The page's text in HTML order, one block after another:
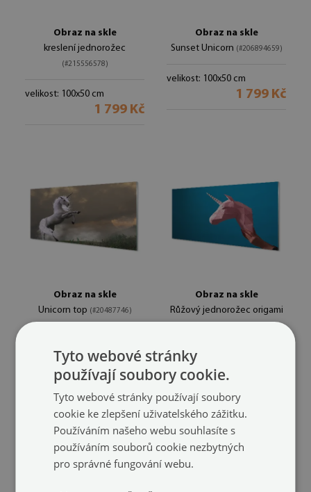
Obraz na skle
kreslení jednorožec
(#215556578)
velikost: 100x50 cm
1 799 Kč
Obraz na skle
Sunset Unicorn (#206894659)
velikost: 100x50 cm
1 799 Kč
Obraz na skle
Unicorn top (#20487746)
1 799 Kč
Obraz na skle
Růžový jednorožec origami
velikost: 100x50 cm
Tyto webové stránky
používají soubory cookie.
Tyto webové stránky používají soubory
cookie ke zlepšení uživatelského zážitku.
Používáním našeho webu souhlasíte s
používáním souborů cookie nezbytných
pro správné fungování webu.